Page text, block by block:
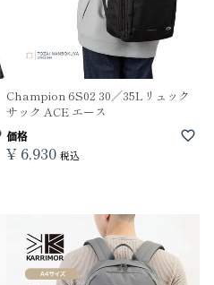
Champion 6S02 30／35Lリュック
サック ACE エース
価格
¥ 6,930 税込